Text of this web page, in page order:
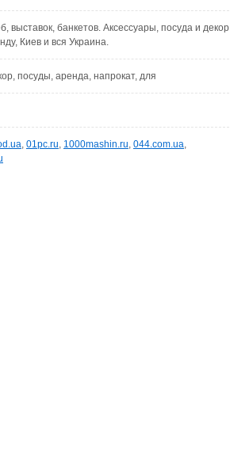
банкетов. Аксессуары, посуда и декор
Киев и вся Украина.
посуды, аренда, напрокат, для
, 01pc.ru, 1000mashin.ru, 044.com.ua,